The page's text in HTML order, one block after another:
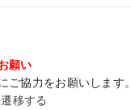
願い
ご協力をお願いします。
移する